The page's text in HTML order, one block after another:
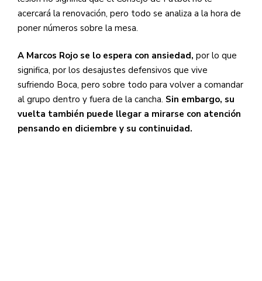
acercará la renovación, pero todo se analiza a la hora de
poner números sobre la mesa.
A Marcos Rojo se lo espera con ansiedad, por lo que
significa, por los desajustes defensivos que vive
sufriendo Boca, pero sobre todo para volver a comandar
al grupo dentro y fuera de la cancha. Sin embargo, su
vuelta también puede llegar a mirarse con atención
pensando en diciembre y su continuidad.